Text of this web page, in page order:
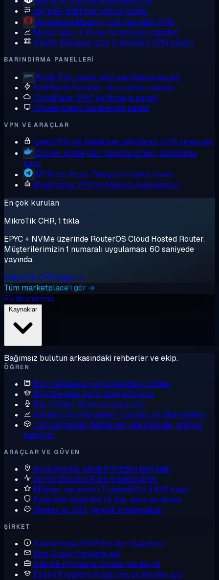
aaPanel Hafif barındırma paneli
WireGuard Modern, hızlı çekirdek VPN
MetaTrader 4 Forex ticaretinde standart
Hiddify Manager Çok protokollü VPN paneli
BARINDIRMA PANELLERI
Plesk Full-stack web barındırma paneli
FastPanel Ücretsiz, hızlı sunucu paneli
CloudPanel PHP ve Node.js paneli
cPanel Klasik barındırma paneli
VPN VE ARAÇLAR
OpenVPN AS Kendi barındırdığınız VPN sunucusu
Docker Konteyner çalışma ortamı, kullanıma
hazır
MTProto Proxy Telegram-native proxy
BlueStacks VPS'te Android uygulamaları
En çok kurulan
MikroTik CHR, 1 tıkla
EPYC + NVMe üzerinde RouterOS Cloud Hosted Router.
Müşterilerimizin 1 numaralı uygulaması. 60 saniyede
yayında.
MikroTik CHR dağıt →
Tüm marketplace'i gör →
Fiyatlandırma
Kaynaklar
Bağımsız bulutun arkasındaki rehberler ve ekip.
ÖĞREN
Blog Rehberler ve mühendislik notları
Bilgi Bankası Adım adım eğitimler
Basın Odası Basın ve duyurular
Sağlayıcıları karşılaştır Cloudzy ve alternatifleri
Tüm kaynaklar Rehberler, dokümanlar, araçlar,
haberler
ARAÇLAR VE GÜVEN
AynaAğımızı kendi IP'nizden test edin
Servis Durumu Anlık erişilebilirlik
Müşteri yorumları Trustpilot'ta 4,6/5 puan
Para İade Garantisi 14 gün, soru sorulmaz
Destek al 7/24, gerçek mühendisler
ŞIRKET
Hakkımızda 2008'den beri bağımsız
Bize Ulaşın İletişime geç
İşletme Programı Cloudzy'de büyüt
Eğitim Programı Araştırma ve ekipler için